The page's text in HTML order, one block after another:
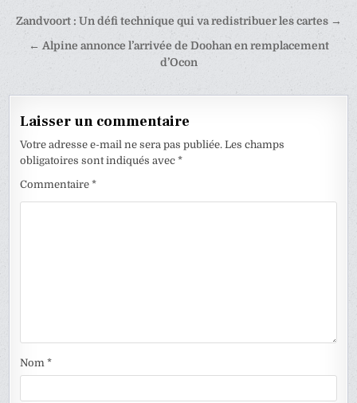
Navigation
de
Zandvoort : Un défi technique qui va redistribuer les cartes →
← Alpine annonce l’arrivée de Doohan en remplacement
d’Ocon
Laisser un commentaire
Votre adresse e-mail ne sera pas publiée. Les champs
obligatoires sont indiqués avec*
Commentaire*
Nom*